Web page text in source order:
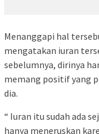
Menanggapi hal
mengatakan iuran
sebelumnya, dirinya
memang positif yang
dia.
“ Iuran itu sudah ada
hanya meneruskan